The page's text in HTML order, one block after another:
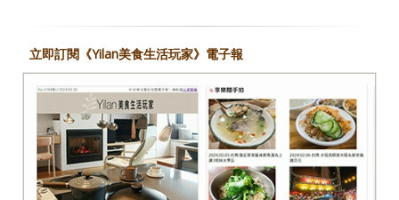
立即訂閱《Yilan美食生活玩家》電子報